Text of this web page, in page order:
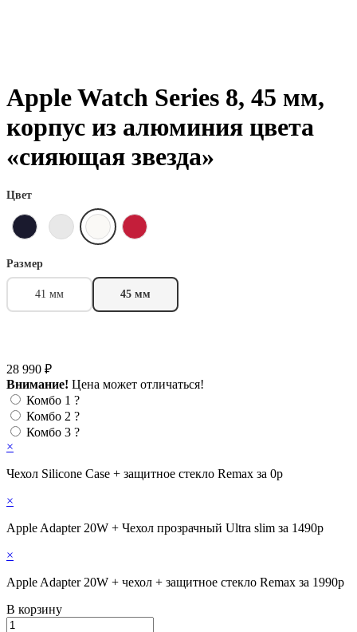
Apple Watch Series 8, 45 мм,
корпус из алюминия цвета
«сияющая звезда»
Цвет
Размер
41 мм 45 мм
28 990 ₽
Внимание! Цена может отличаться!
Комбо 1 ?
Комбо 2 ?
Комбо 3 ?
×
Чехол Silicone Case + защитное стекло Remax за 0р
×
Apple Adapter 20W + Чехол прозрачный Ultra slim за 1490р
×
Apple Adapter 20W + чехол + защитное стекло Remax за 1990р
В корзину